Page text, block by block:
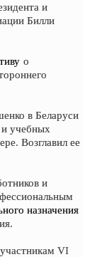
и
Билли
о
в Беларуси
и учебных
Возглавил ее
и
назначения
участникам VI